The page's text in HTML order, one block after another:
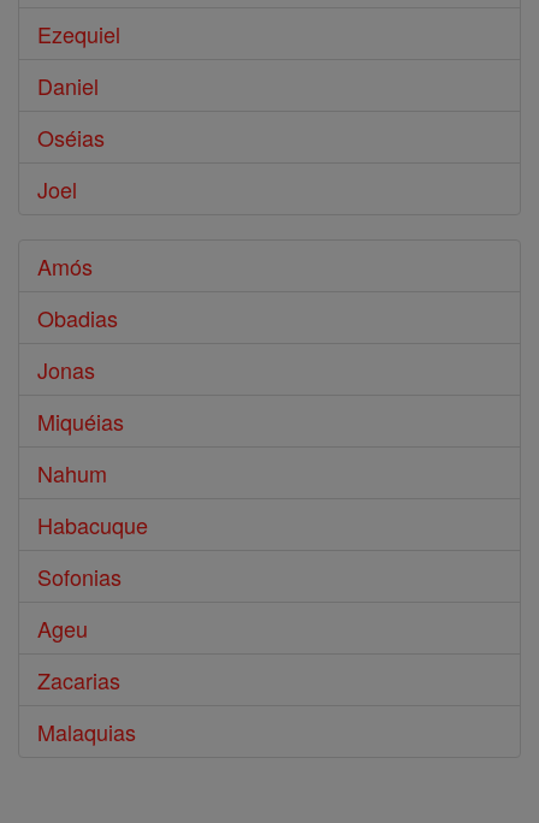
Ezequiel
Daniel
Oséias
Joel
Amós
Obadias
Jonas
Miquéias
Nahum
Habacuque
Sofonias
Ageu
Zacarias
Malaquias